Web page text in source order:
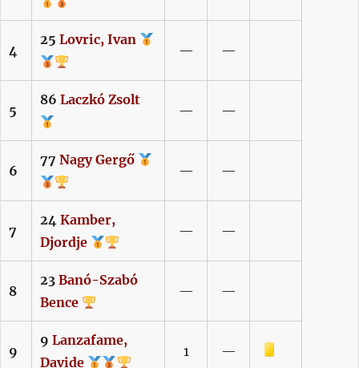
4
25 Lovric, Ivan
— —
5
86 Laczkó Zsolt
— —
6
77 Nagy Gergő
— —
7
24 Kamber,
Djordje
— —
8
23 Banó-Szabó
Bence
— —
9
9 Lanzafame,
Davide
1 —
Sárga lap